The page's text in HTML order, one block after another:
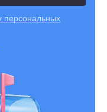
персональных